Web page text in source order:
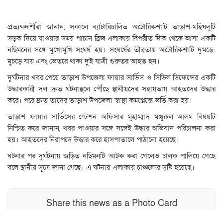
প্রত্যক্ষদর্শীরা জানান, সকালে ব্যাটারিচালিত অটোরিকশাটি তাড়াশ-মহিষলুটি
সড়ক দিয়ে যাওয়ার সময় পাচান ব্রিজ এলাকায় বিপরীত দিক থেকে আসা একটি
নছিমনের সঙ্গে মুখোমুখি সংঘর্ষ হয়। সংঘর্ষের তীব্রতায় অটোরিকশাটি দুমড়ে-
মুচড়ে যায় এবং ভেতরে থাকা দুই যাত্রী গুরুতর আহত হন।
দুর্ঘটনার খবর পেয়ে তাড়াশ উপজেলা ফায়ার সার্ভিস ও সিভিল ডিফেন্সের একটি
উদ্ধারকারী দল দ্রুত ঘটনাস্থলে পৌঁছে স্থানীয়দের সহায়তায় আহতদের উদ্ধার
করে। পরে দ্রুত তাদের তাড়াশ উপজেলা স্বাস্থ্য কমপ্লেক্সে ভর্তি করা হয়।
তাড়াশ ফায়ার সার্ভিসের স্টেশন অফিসার মুহাম্মাদ মঞ্জুরুল আলম বিষয়টি
নিশ্চিত করে জানান, খবর পাওয়ার সঙ্গে সঙ্গেই উদ্ধার অভিযান পরিচালনা করা
হয়। আহতদের নিরাপদে উদ্ধার করে হাসপাতালে পাঠানো হয়েছে।
ঘটনার পর দুর্ঘটনায় জড়িত নছিমনটি আটক করা গেলেও চালক পালিয়ে গেছে
বলে স্থানীয় সূত্রে জানা গেছে। এ ঘটনায় এলাকায় চাঞ্চল্যের সৃষ্টি হয়েছে।
Share this news as a Photo Card